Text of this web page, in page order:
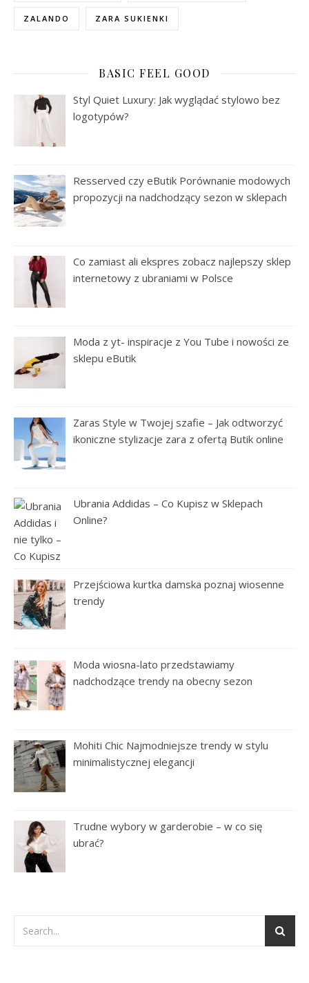
ZALANDO ZARA SUKIENKI
BASIC FEEL GOOD
Styl Quiet Luxury: Jak wyglądać stylowo bez
logotypów?
Resserved czy eButik Porównanie modowych
propozycji na nadchodzący sezon w sklepach
Co zamiast ali ekspres zobacz najlepszy sklep
internetowy z ubraniami w Polsce
Moda z yt- inspiracje z You Tube i nowości ze
sklepu eButik
Zaras Style w Twojej szafie – Jak odtworzyć
ikoniczne stylizacje zara z ofertą Butik online
Ubrania Addidas – Co Kupisz w Sklepach
Online?
Przejściowa kurtka damska poznaj wiosenne
trendy
Moda wiosna-lato przedstawiamy
nadchodzące trendy na obecny sezon
Mohiti Chic Najmodniejsze trendy w stylu
minimalistycznej elegancji
Trudne wybory w garderobie – w co się
ubrać?